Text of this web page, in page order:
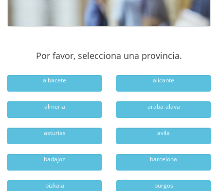
Por favor, selecciona una provincia.
albacete alicante
almeria araba-alava
asturias avila
badajoz barcelona
bizkaia burgos